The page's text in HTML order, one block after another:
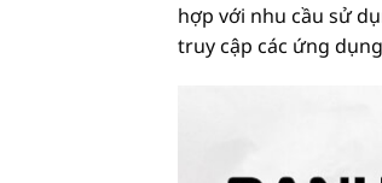
hợp với nhu cầu sử
truy cập các ứng